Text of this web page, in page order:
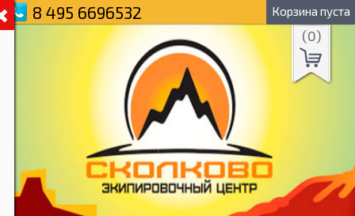
8 495 6696532 Корзина пуста
(0)